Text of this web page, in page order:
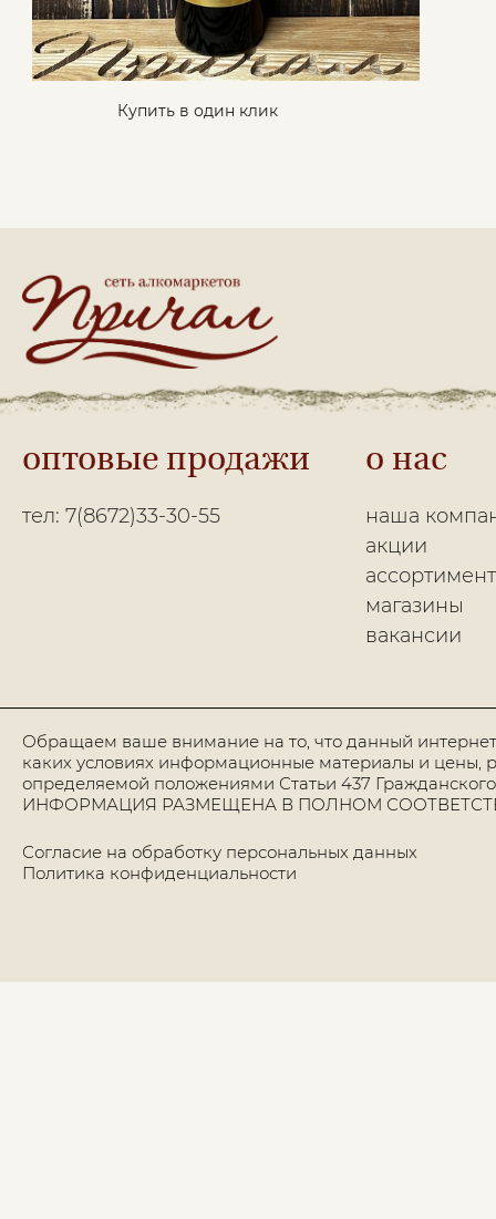
Купить в один клик
оптовые продажи
тел: 7(8672)33-30-55
о нас
наша
акции
ассортимент
магазины
вакансии
Обращаем ваше внимание на то, что данный
каких условиях информационные материалы и цены,
определяемой положениями Статьи 437
ИНФОРМАЦИЯ РАЗМЕЩЕНА В ПОЛНОМ
Согласие на обработку персональных данных
Политика конфиденциальности